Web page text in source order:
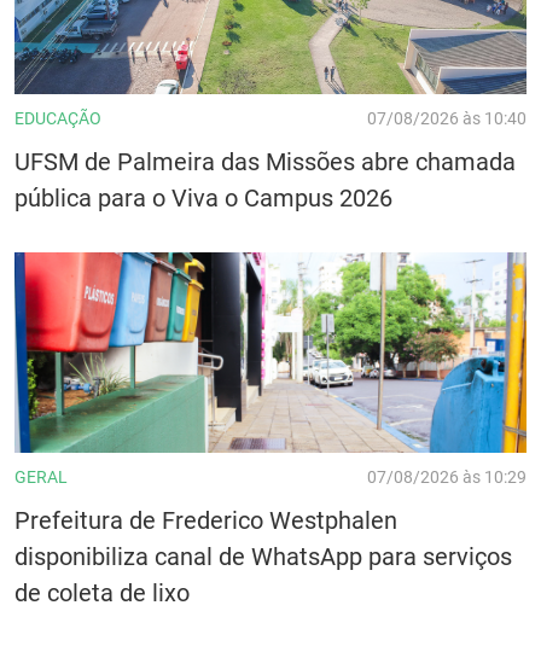
EDUCAÇÃO 07/08/2026 às 10:40
UFSM de Palmeira das Missões abre chamada
pública para o Viva o Campus 2026
GERAL 07/08/2026 às 10:29
Prefeitura de Frederico Westphalen
disponibiliza canal de WhatsApp para serviços
de coleta de lixo